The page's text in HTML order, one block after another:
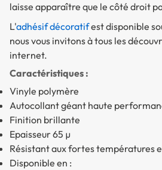
laisse apparaître que le côté droit
L'adhésif décoratifest disponible
nous vous invitons à tous les
internet.
Caractéristiques :
Vinyle polymère
Autocollant géant haute
Finition brillante
Epaisseur 65 µ
Résistant aux fortes températures
Disponible en :